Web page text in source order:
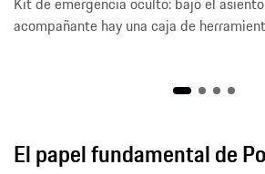
acompañante hay una caja de
El papel fundamental de